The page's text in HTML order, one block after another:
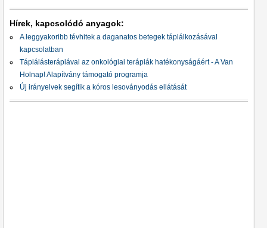
Hírek, kapcsolódó anyagok:
A leggyakoribb tévhitek a daganatos betegek táplálkozásával
kapcsolatban
Táplálásterápiával az onkológiai terápiák hatékonyságáért - A Van
Holnap! Alapítvány támogató programja
Új irányelvek segítik a kóros lesoványodás ellátását